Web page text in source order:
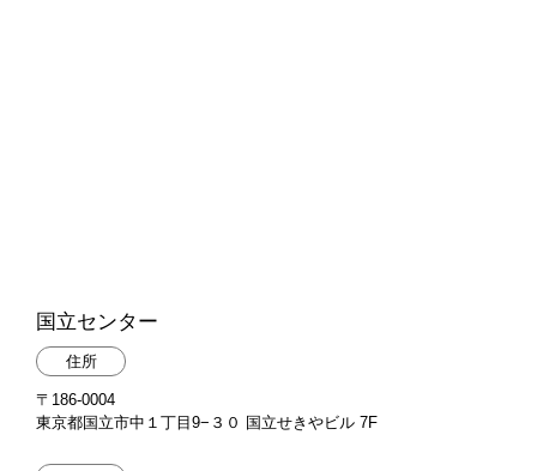
国立センター
住所
〒186-0004
東京都国立市中１丁目9−３０ 国立せきやビル 7F